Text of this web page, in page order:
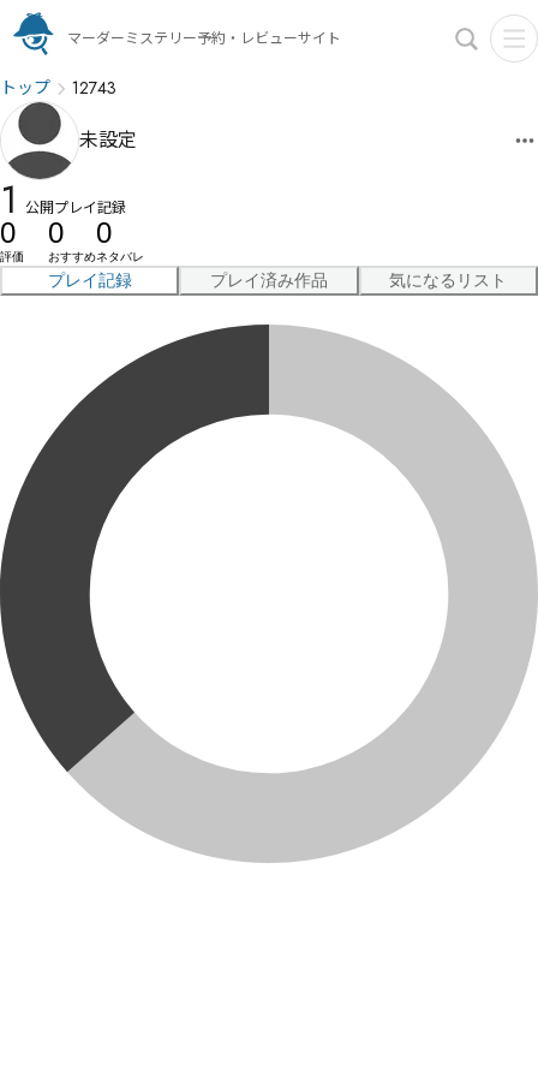
マーダーミステリー予約・レビューサイト
トップ 12743
未設定
1 公開プレイ記録
0
評価
0
おすすめ
0
ネタバレ
プレイ記録 プレイ済み作品 気になるリスト